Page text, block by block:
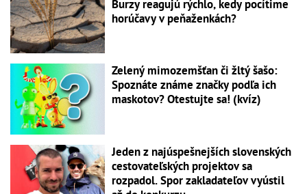
Burzy reagujú rýchlo, kedy pocítime
horúčavy v peňaženkách?
Zelený mimozemšťan či žltý šašo:
Spoznáte známe značky podľa ich
maskotov? Otestujte sa! (kvíz)
Jeden z najúspešnejších slovenských
cestovateľských projektov sa
rozpadol. Spor zakladateľov vyústil